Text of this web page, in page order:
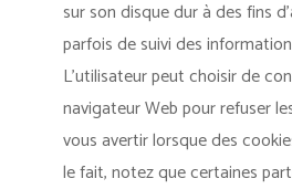
sur son disque dur à des fins
parfois de suivi des
L’utilisateur peut choisir de
navigateur Web pour refuser
vous avertir lorsque des
le fait, notez que certaines